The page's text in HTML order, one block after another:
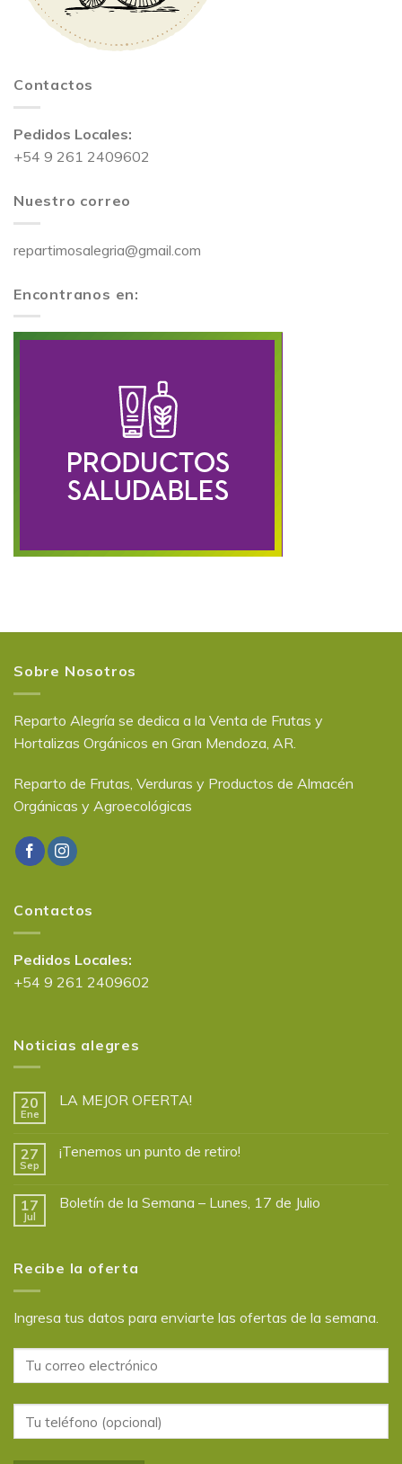
Contactos
Pedidos Locales:
+54 9 261 2409602
Nuestro correo
repartimosalegria@gmail.com
Encontranos en:
Sobre Nosotros
Reparto Alegría se dedica a la Venta de Frutas y
Hortalizas Orgánicos en Gran Mendoza, AR.
Reparto de Frutas, Verduras y Productos de Almacén
Orgánicas y Agroecológicas
Contactos
Pedidos Locales:
+54 9 261 2409602
Noticias alegres
20
Ene
LA MEJOR OFERTA!
27
Sep
¡Tenemos un punto de retiro!
17
Jul
Boletín de la Semana – Lunes, 17 de Julio
Recibe la oferta
Ingresa tus datos para enviarte las ofertas de la semana.